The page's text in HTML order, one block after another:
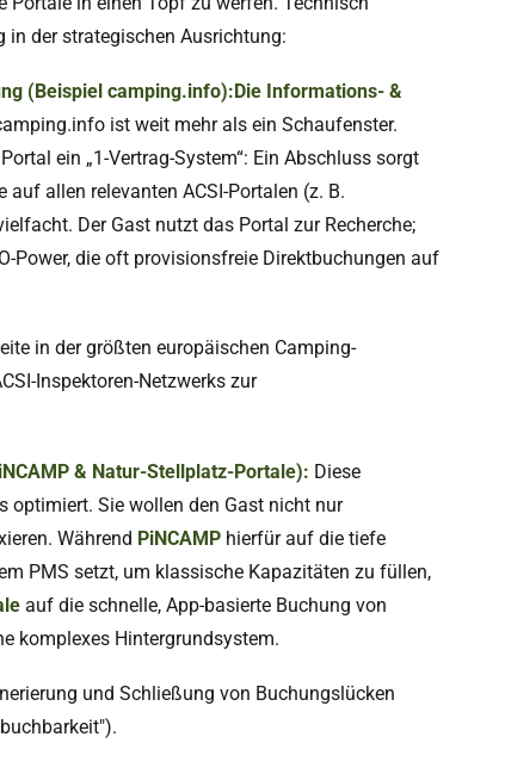
in der strategischen Ausrichtung:
(Beispiel camping.info):Die Informations- &
ist weit mehr als ein Schaufenster.
ein „1-Vertrag-System“: Ein Abschluss sorgt
allen relevanten ACSI-Portalen (z. B.
Der Gast nutzt das Portal zur Recherche;
Power, die oft provisionsfreie Direktbuchungen auf
in der größten europäischen Camping-
Inspektoren-Netzwerks zur
& Natur-Stellplatz-Portale): Diese
Sie wollen den Gast nicht nur
Während PiNCAMP hierfür auf die tiefe
PMS setzt, um klassische Kapazitäten zu füllen,
auf die schnelle, App-basierte Buchung von
komplexes Hintergrundsystem.
und Schließung von Buchungslücken